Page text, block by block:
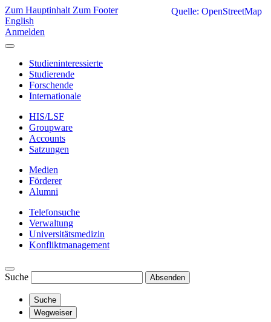
Zum Hauptinhalt Zum Footer
English
Anmelden
Studieninteressierte
Studierende
Forschende
Internationale
HIS/LSF
Groupware
Accounts
Satzungen
Medien
Förderer
Alumni
Telefonsuche
Verwaltung
Universitätsmedizin
Konfliktmanagement
Suche Absenden
Suche
Wegweiser
Quelle: OpenStreetMap